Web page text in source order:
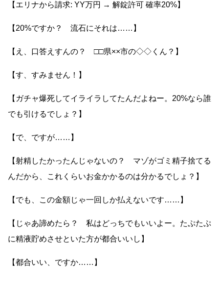
【エリナから請求: YY万円 → 解錠許可 確率20%】
【20%ですか？ 流石にそれは……】
【え、口答えすんの？ □□県××市の◇◇くん？】
【す、すみません！】
【ガチャ爆死してイライラしてたんだよねー。20%なら誰
でも引けるでしょ？】
【で、ですが……】
【射精したかったんじゃないの？ マゾがゴミ精子捨てる
んだから、これくらいお金かかるのは分かるでしょ？】
【でも、この金額じゃ一回しか払えないです……】
【じゃあ諦めたら？ 私はどっちでもいいよー。たぷたぷ
に精液貯めさせといた方が都合いいし】
【都合いい、ですか……】